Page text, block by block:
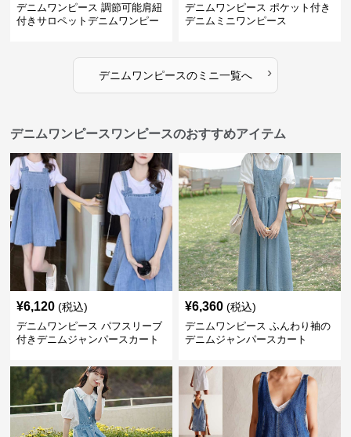
デニムワンピース 調節可能肩紐
付きサロペットデニムワンピー
デニムワンピース ポケット付き
デニムミニワンピース
デニムワンピースのミニ一覧へ ›
デニムワンピースワンピースのおすすめアイテム
¥6,120 (税込)
デニムワンピース パフスリーブ
付きデニムジャンパースカート
¥6,360 (税込)
デニムワンピース ふんわり袖の
デニムジャンパースカート